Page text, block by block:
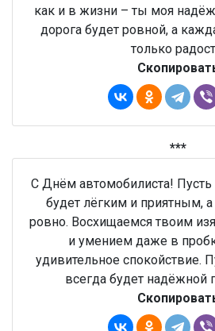
как и в жизни – ты моя
дорога будет ровной, а
только
***
С Днём автомобилиста!
будет лёгким и приятным, а
ровно. Восхищаемся твоим
и умением даже в
удивительное спокойствие.
всегда будет надёжной